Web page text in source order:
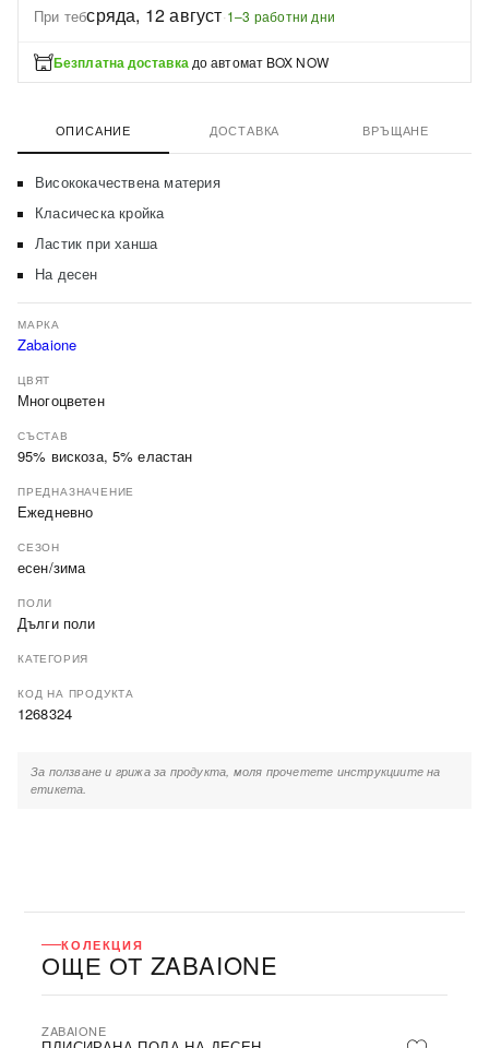
При тебсряда, 12 август·1–3 работни дни
Безплатна доставка до автомат BOX NOW
ОПИСАНИЕ ДОСТАВКА ВРЪЩАНЕ
Висококачествена материя
Класическа кройка
Ластик при ханша
На десен
МАРКА
Zabaione
ЦВЯТ
Многоцветен
СЪСТАВ
95% вискоза, 5% еластан
ПРЕДНАЗНАЧЕНИЕ
Ежедневно
СЕЗОН
есен/зима
ПОЛИ
Дълги поли
КАТЕГОРИЯ
КОД НА ПРОДУКТА
1268324
За ползване и грижа за продукта, моля прочетете инструкциите на
етикета.
КОЛЕКЦИЯ
ОЩЕ ОТ ZABAIONE
-86% SALE
ZABAIONE